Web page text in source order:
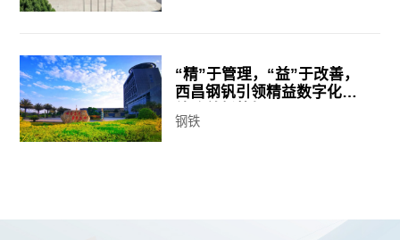
“精”于管理，“益”于改善，
西昌钢钒引领精益数字化持
续改善新航标
钢铁